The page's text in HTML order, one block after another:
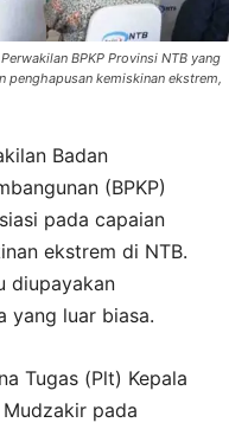
BPKP Provinsi NTB yang
penghapusan kemiskinan ekstrem,
Badan
(BPKP)
pada capaian
ekstrem di NTB.
diupayakan
yang luar biasa.
Tugas (Plt) Kepala
Mudzakir pada